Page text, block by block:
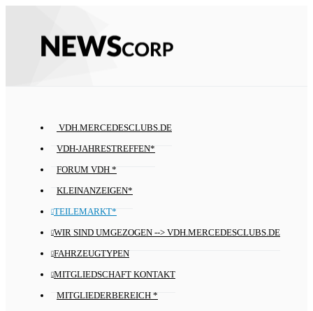
VDH.MERCEDESCLUBS.DE
VDH-JAHRESTREFFEN*
FORUM VDH *
KLEINANZEIGEN*
TEILEMARKT*
WIR SIND UMGEZOGEN --> VDH.MERCEDESCLUBS.DE
FAHRZEUGTYPEN
MITGLIEDSCHAFT KONTAKT
MITGLIEDERBEREICH *